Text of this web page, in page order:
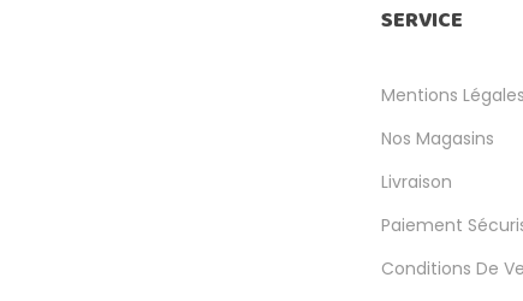
SERVICE
Mentions
Nos Magasins
Livraison
Paiement
Conditions De